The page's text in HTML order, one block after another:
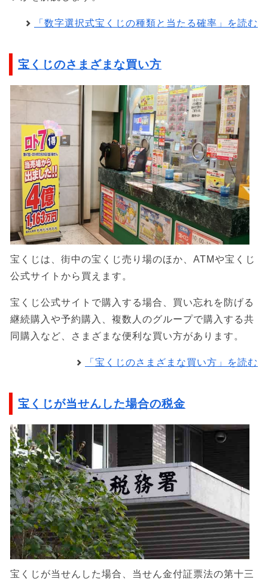
「数字選択式宝くじの種類と当たる確率」を読む
宝くじのさまざまな買い方
宝くじは、街中の宝くじ売り場のほか、ATMや宝くじ
公式サイトから買えます。
宝くじ公式サイトで購入する場合、買い忘れを防げる
継続購入や予約購入、複数人のグループで購入する共
同購入など、さまざまな便利な買い方があります。
「宝くじのさまざまな買い方」を読む
宝くじが当せんした場合の税金
宝くじが当せんした場合、当せん金付証票法の第十三